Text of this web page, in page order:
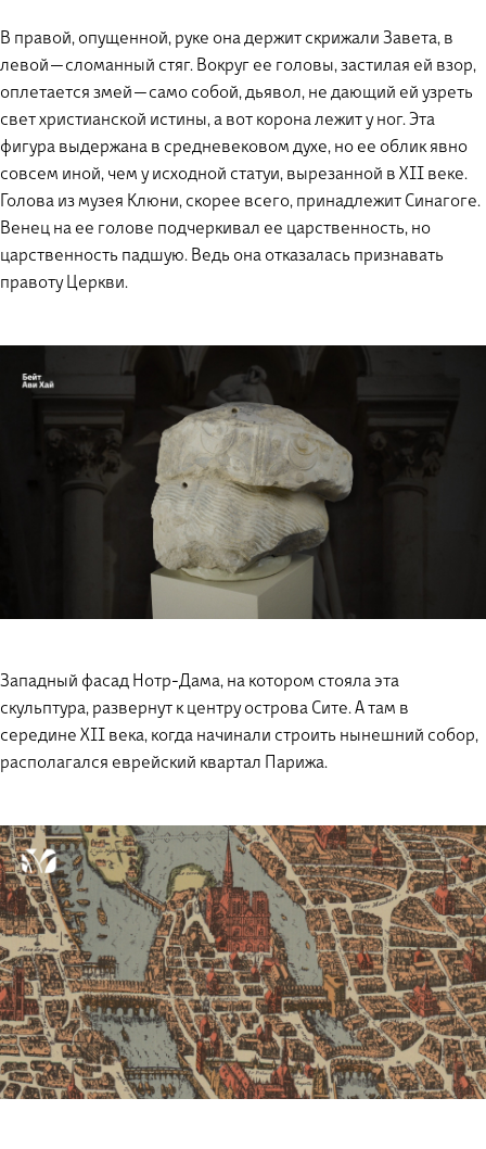
В правой, опущенной, руке она держит скрижали Завета, в
левой — сломанный стяг. Вокруг ее головы, застилая ей взор,
оплетается змей — само собой, дьявол, не дающий ей узреть
свет христианской истины, а вот корона лежит у ног. Эта
фигура выдержана в средневековом духе, но ее облик явно
совсем иной, чем у исходной статуи, вырезанной в XII веке.
Голова из музея Клюни, скорее всего, принадлежит Синагоге.
Венец на ее голове подчеркивал ее царственность, но
царственность падшую. Ведь она отказалась признавать
правоту Церкви.
Западный фасад Нотр-Дама, на котором стояла эта
скульптура, развернут к центру острова Сите. А там в
середине XII века, когда начинали строить нынешний собор,
располагался еврейский квартал Парижа.